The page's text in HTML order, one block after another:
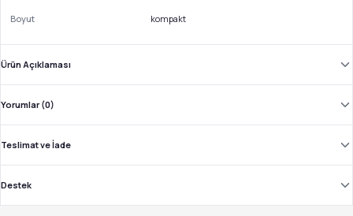
Boyut kompakt
Ürün Açıklaması
Yorumlar (0)
Teslimat ve İade
Destek